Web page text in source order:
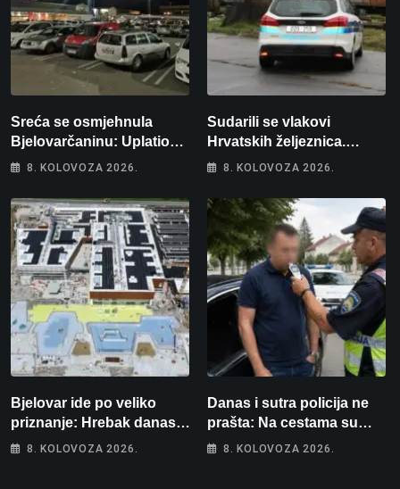
Sreća se osmjehnula
Bjelovarčaninu: Uplatio
samo 4 eura, a osvojio
8. KOLOVOZA 2026.
Sudarili se vlakovi
Hrvatskih željeznica.
Šestero osoba teško
intenzivnoj
8. KOLOVOZA 2026.
Bjelovar ide po veliko
priznanje: Hrebak danas u
Parizu predstavlja
8. KOLOVOZA 2026.
Danas i sutra policija ne
prašta: Na cestama su
posebno na meti ovi
8. KOLOVOZA 2026.